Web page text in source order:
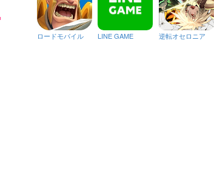
ロードモバイル LINE GAME 逆転オセロニア